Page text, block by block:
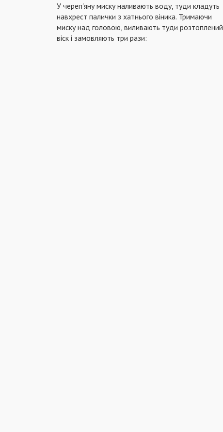
У череп'яну миску наливають воду, туди кладуть
навхрест палички з хатнього віника. Тримаючи
миску над головою, виливають туди розтоплений
віск і замовляють три рази: